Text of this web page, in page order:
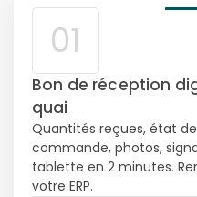
01
Bon de réception
quai
Quantités reçues, état
commande, photos,
tablette en 2 minutes.
votre ERP.